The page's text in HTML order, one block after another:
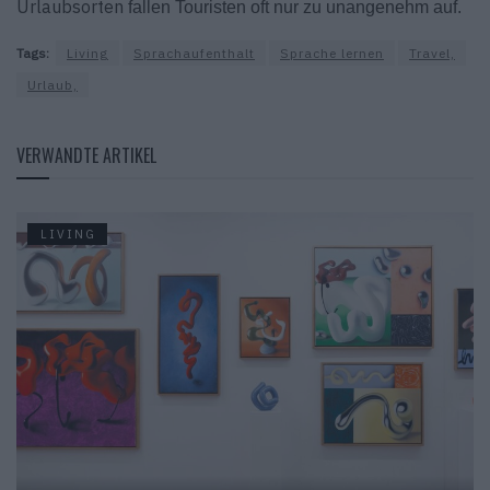
Urlaubsorten fallen Touristen oft nur zu unangenehm auf.
Tags: Living Sprachaufenthalt Sprache lernen
Travel,
Urlaub,
VERWANDTE ARTIKEL
LIVING